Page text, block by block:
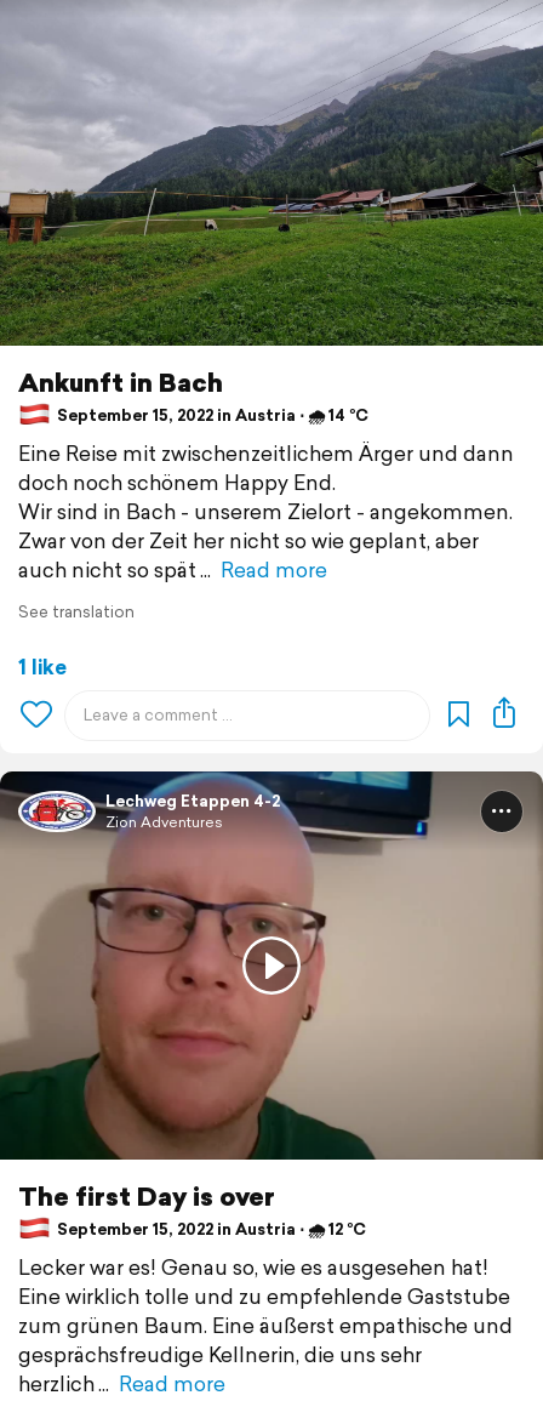
Ankunft in Bach
September 15, 2022 in Austria ⋅ 🌧 14 °C
Eine Reise mit zwischenzeitlichem Ärger und dann
doch noch schönem Happy End.
Wir sind in Bach - unserem Zielort - angekommen.
Zwar von der Zeit her nicht so wie geplant, aber
auch nicht so spät
Read more
See translation
1 like
Lechweg Etappen 4-2
Zion Adventures
The first Day is over
September 15, 2022 in Austria ⋅ 🌧 12 °C
Lecker war es! Genau so, wie es ausgesehen hat!
Eine wirklich tolle und zu empfehlende Gaststube
zum grünen Baum. Eine äußerst empathische und
gesprächsfreudige Kellnerin, die uns sehr
herzlich
Read more